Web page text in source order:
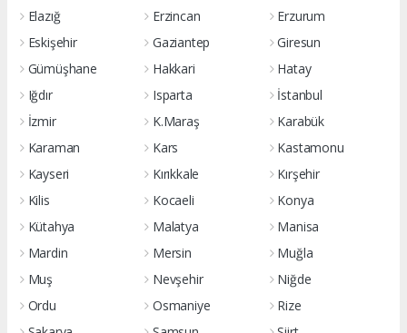
Elazığ
Erzincan
Erzurum
Eskişehir
Gaziantep
Giresun
Gümüşhane
Hakkari
Hatay
Iğdır
Isparta
İstanbul
İzmir
K.Maraş
Karabük
Karaman
Kars
Kastamonu
Kayseri
Kırıkkale
Kırşehir
Kilis
Kocaeli
Konya
Kütahya
Malatya
Manisa
Mardin
Mersin
Muğla
Muş
Nevşehir
Niğde
Ordu
Osmaniye
Rize